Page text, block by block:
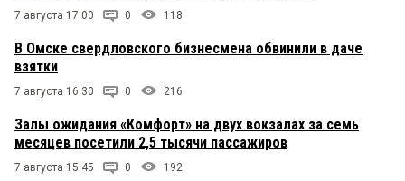
7 августа 17:00 0 118
В Омске свердловского бизнесмена обвинили в даче
взятки
7 августа 16:30 0 216
Залы ожидания «Комфорт» на двух вокзалах за семь
месяцев посетили 2,5 тысячи пассажиров
7 августа 15:45 0 192